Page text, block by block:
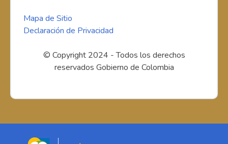
Mapa de Sitio
Declaración de Privacidad
© Copyright 2024 - Todos los derechos
reservados Gobierno de Colombia